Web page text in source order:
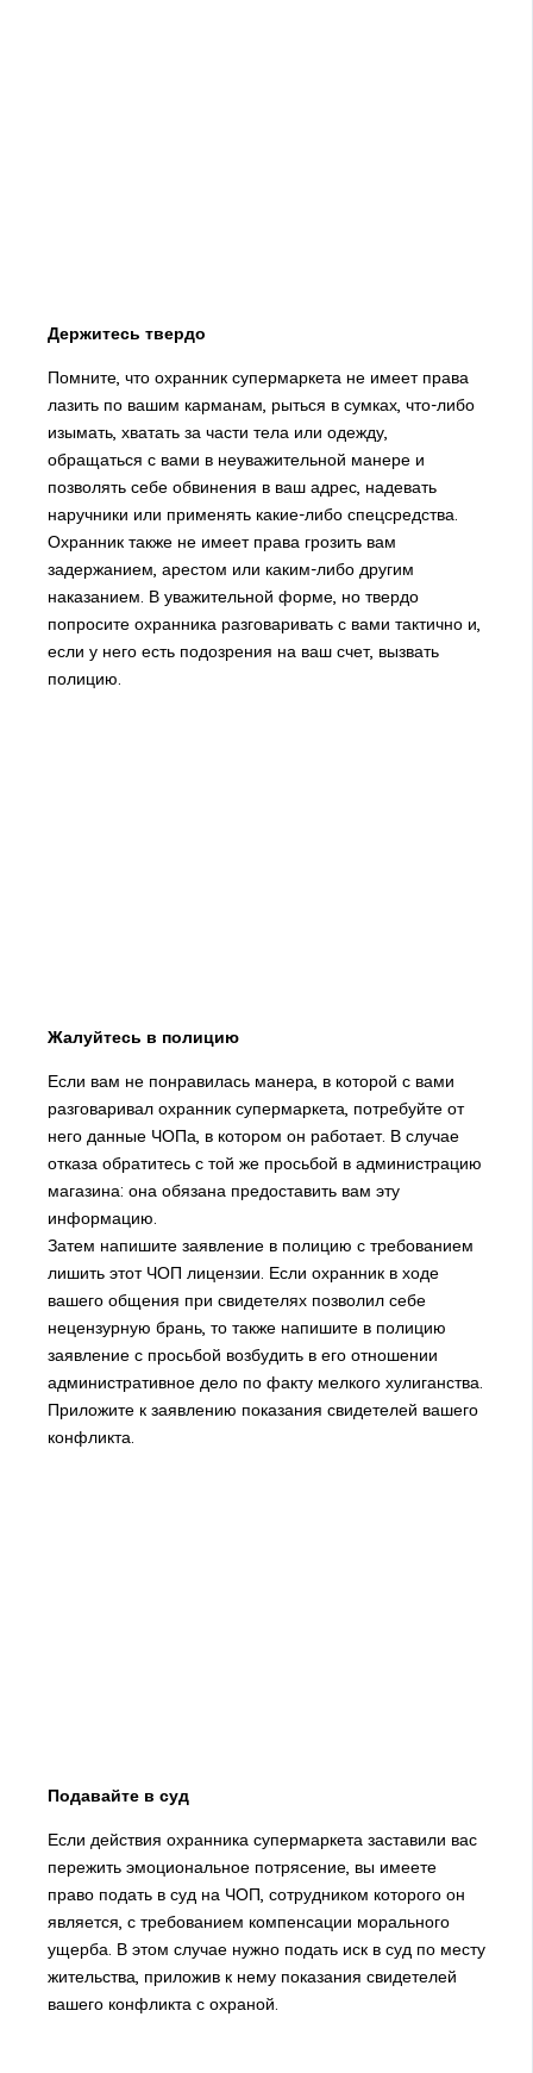
Держитесь твердо
Помните, что охранник супермаркета не имеет права
лазить по вашим карманам, рыться в сумках, что-либо
изымать, хватать за части тела или одежду,
обращаться с вами в неуважительной манере и
позволять себе обвинения в ваш адрес, надевать
наручники или применять какие-либо спецсредства.
Охранник также не имеет права грозить вам
задержанием, арестом или каким-либо другим
наказанием. В уважительной форме, но твердо
попросите охранника разговаривать с вами тактично и,
если у него есть подозрения на ваш счет, вызвать
полицию.
Жалуйтесь в полицию
Если вам не понравилась манера, в которой с вами
разговаривал охранник супермаркета, потребуйте от
него данные ЧОПа, в котором он работает. В случае
отказа обратитесь с той же просьбой в администрацию
магазина: она обязана предоставить вам эту
информацию.
Затем напишите заявление в полицию с требованием
лишить этот ЧОП лицензии. Если охранник в ходе
вашего общения при свидетелях позволил себе
нецензурную брань, то также напишите в полицию
заявление с просьбой возбудить в его отношении
административное дело по факту мелкого хулиганства.
Приложите к заявлению показания свидетелей вашего
конфликта.
Подавайте в суд
Если действия охранника супермаркета заставили вас
пережить эмоциональное потрясение, вы имеете
право подать в суд на ЧОП, сотрудником которого он
является, с требованием компенсации морального
ущерба. В этом случае нужно подать иск в суд по месту
жительства, приложив к нему показания свидетелей
вашего конфликта с охраной.